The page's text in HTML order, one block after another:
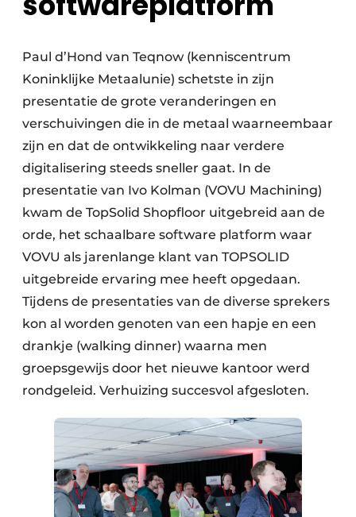
Paul d’Hond van Teqnow (kenniscentrum
Koninklijke Metaalunie) schetste in zijn
presentatie de grote veranderingen en
verschuivingen die in de metaal waarneembaar
zijn en dat de ontwikkeling naar verdere
digitalisering steeds sneller gaat. In de
presentatie van Ivo Kolman (VOVU Machining)
kwam de TopSolid Shopfloor uitgebreid aan de
orde, het schaalbare software platform waar
VOVU als jarenlange klant van TOPSOLID
uitgebreide ervaring mee heeft opgedaan.
Tijdens de presentaties van de diverse sprekers
kon al worden genoten van een hapje en een
drankje (walking dinner) waarna men
groepsgewijs door het nieuwe kantoor werd
rondgeleid. Verhuizing succesvol afgesloten.